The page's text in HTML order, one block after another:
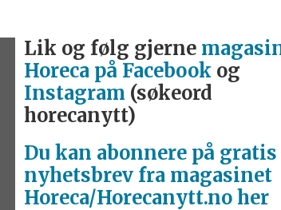
Lik og følg gjerne
Horeca på Facebook og
Instagram (søkeord
horecanytt)
Du kan abonnere på gratis
nyhetsbrev fra magasinet
Horeca/Horecanytt.no her